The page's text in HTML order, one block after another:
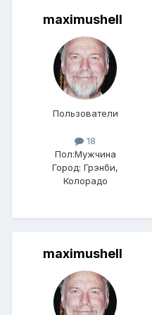
maximushell
Пользователи
18
Пол:Мужчина
Город: Грэнби,
Колорадо
maximushell